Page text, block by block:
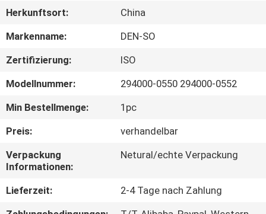
ÜBER
WERKSBESICHTIGUNG
QUALITÄTSKONTROLLE
BITTE
UM
Herkunftsort:
China
Markenname:
DEN-SO
Zertifizierung:
ISO
Modellnummer:
294000-0550 294000-0552
Min Bestellmenge:
1pc
Preis:
verhandelbar
Verpackung
Informationen:
Netural/echte Verpackung
Lieferzeit:
2-4 Tage nach Zahlung